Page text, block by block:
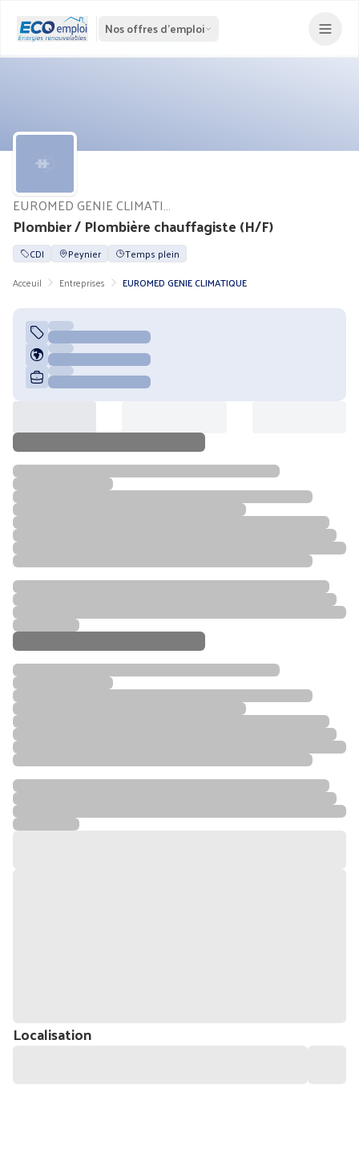
Nos offres d'emploi
Plombier / Plombière chauffagiste (H/F)
EUROMED GENIE CLIMATIQUE
CDI Peynier
Temps plein
Acceuil
Entreprises EUROMED GENIE CLIMATIQUE
Localisation